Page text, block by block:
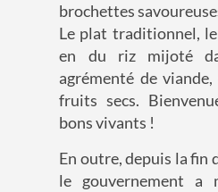
brochettes
Le plat traditionnel,
en du riz mijoté
agrémenté de
fruits secs.
bons vivants !
En outre, depuis la fin
le gouvernement a